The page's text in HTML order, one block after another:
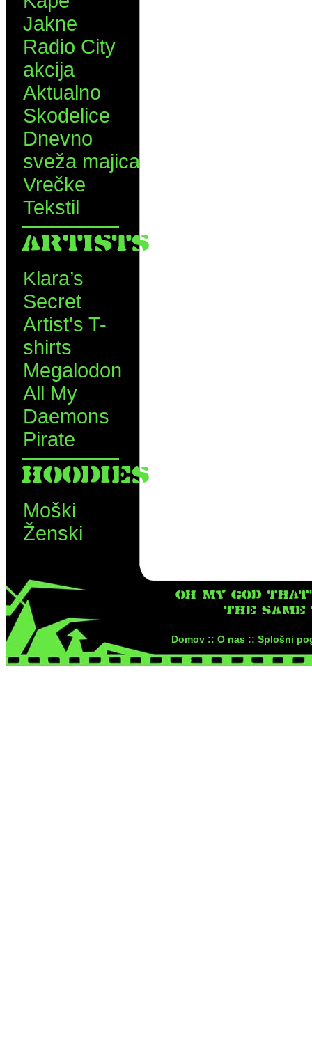
Jakne
Radio City
akcija
Aktualno
Skodelice
Dnevno
sveža majica
Vrečke
Tekstil
ARTISTS
Klara’s
Secret
Artist's T-
shirts
Megalodon
All My
Daemons
Pirate
HOODIES
Moški
Ženski
OH MY GOD
THE SAME
Domov :: O nas :: Splošni